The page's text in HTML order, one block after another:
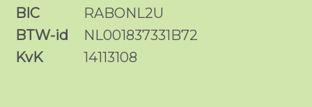
BIC
RABONL2U
BTW-id
NL001837331B72
KvK
14113108